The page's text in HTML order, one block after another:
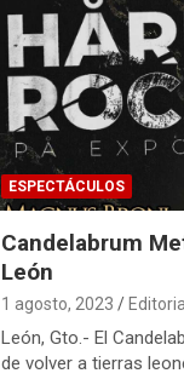
ESPECTÁCULOS
Candelabrum
León
1 agosto, 2023 Editorial
León, Gto.- El
de volver a tierras